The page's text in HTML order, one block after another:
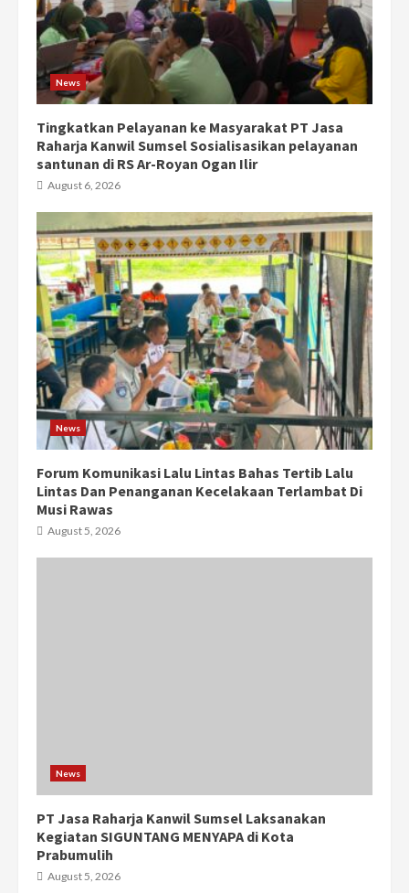
News
Tingkatkan Pelayanan ke Masyarakat PT Jasa
Raharja Kanwil Sumsel Sosialisasikan pelayanan
santunan di RS Ar-Royan Ogan Ilir
August 6, 2026
News
Forum Komunikasi Lalu Lintas Bahas Tertib Lalu
Lintas Dan Penanganan Kecelakaan Terlambat Di
Musi Rawas
August 5, 2026
News
PT Jasa Raharja Kanwil Sumsel Laksanakan
Kegiatan SIGUNTANG MENYAPA di Kota
Prabumulih
August 5, 2026